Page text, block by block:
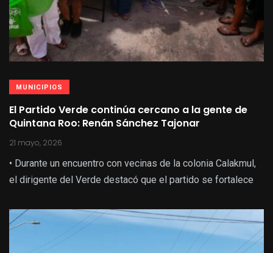
MUNICIPIOS
El Partido Verde continúa cercano a la gente de
Quintana Roo: Renán Sánchez Tajonar
21 mayo, 2026
• Durante un encuentro con vecinas de la colonia Calakmul,
el dirigente del Verde destacó que el partido se fortalece